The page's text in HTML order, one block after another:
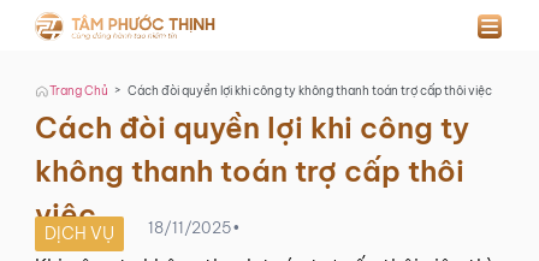
Trang Chủ > Cách đòi quyền lợi khi công ty không thanh toán trợ cấp thôi việc
Cách đòi quyền lợi khi công ty
không thanh toán trợ cấp thôi
việc
DỊCH VỤ 18/11/2025•